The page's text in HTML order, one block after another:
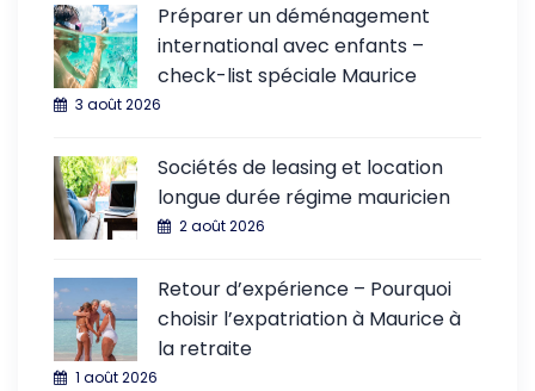
Préparer un déménagement
international avec enfants –
check-list spéciale Maurice
3 août 2026
Sociétés de leasing et location
longue durée régime mauricien
2 août 2026
Retour d’expérience – Pourquoi
choisir l’expatriation à Maurice à
la retraite
1 août 2026